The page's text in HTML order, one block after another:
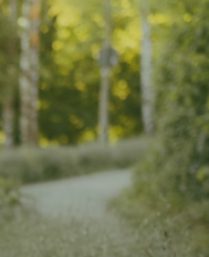
Polski